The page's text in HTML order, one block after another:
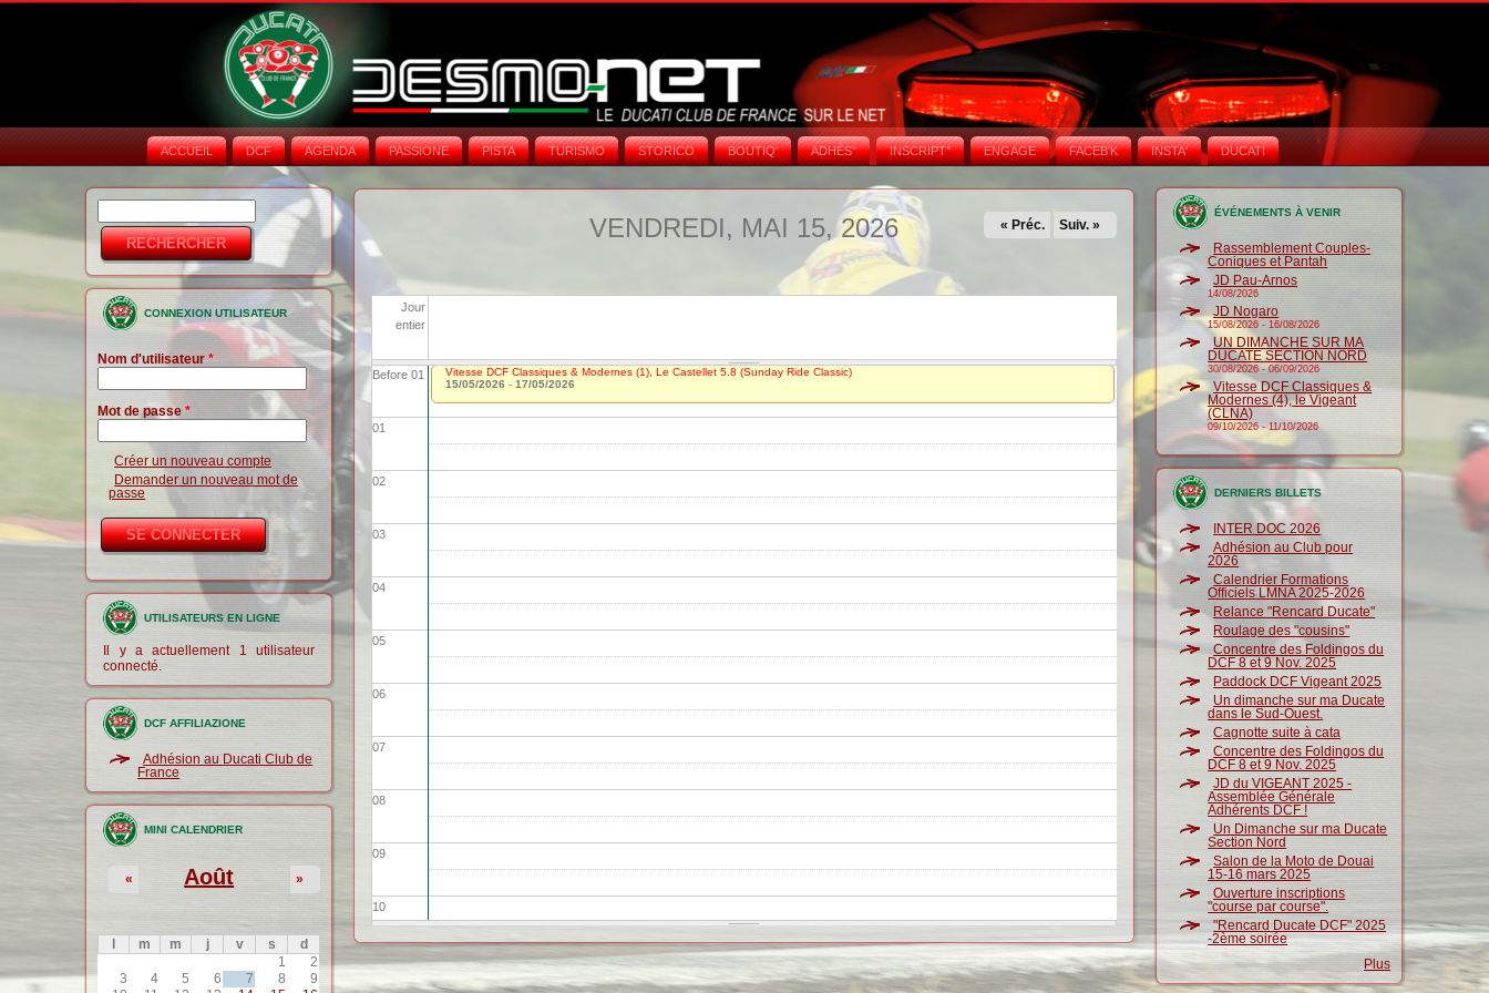
ACCUEIL DCF AGENDA PASSIONE PISTA TURISMO STORICO BOUTIQ' ADHÉS° INSCRIPT° ENGAGE FACEB'K INSTA‘ DUCATI
Formulaire de
recherche
CONNEXION UTILISATEUR
Nom d'utilisateur*
Mot de passe*
Créer un nouveau compte
Demander un nouveau mot de
passe
UTILISATEURS EN LIGNE
Il y a actuellement 1 utilisateur
connecté.
DCF AFFILIAZIONE
Adhésion au Ducati Club de
France
MINI CALENDRIER
Août
« »
m m j v s
d
1
2
3
4 5 6 7 8
9
VENDREDI, MAI 15, 2026 « Préc. Suiv. »
Jour
entier
Before 01
01
02
03
04
05
06
07
08
09
10
Vitesse DCF Classiques & Modernes (1), Le Castellet 5.8 (Sunday Ride Classic)
15/05/2026 -17/05/2026
ÉVÉNEMENTS À VENIR
Rassemblement Couples-
Coniques et Pantah
JD Pau-Arnos
14/08/2026
JD Nogaro
15/08/2026 -16/08/2026
UN DIMANCHE SUR MA
DUCATE SECTION NORD
30/08/2026-06/09/2026
Vitesse DCF Classiques &
Modernes (4), le Vigeant
(CLNA)
09/10/2026-11/10/2026
DERNIERS BILLETS
INTER DOC 2026
Adhésion au Club pour
2026
Calendrier Formations
Officiels LMNA 2025-2026
Relance "Rencard Ducate"
Roulage des "cousins"
Concentre des Foldingos du
DCF 8 et 9 Nov. 2025
Paddock DCF Vigeant 2025
Un dimanche sur ma Ducate
dans le Sud-Ouest.
Cagnotte suite à cata
Concentre des Foldingos du
DCF 8 et 9 Nov. 2025
JD du VIGEANT 2025 -
Assemblée Générale
Adhérents DCF !
Un Dimanche sur ma Ducate
Section Nord
Salon de la Moto de Douai
15-16 mars 2025
Ouverture inscriptions
"course par course".
"Rencard Ducate DCF" 2025
-2ème soirée
Plus